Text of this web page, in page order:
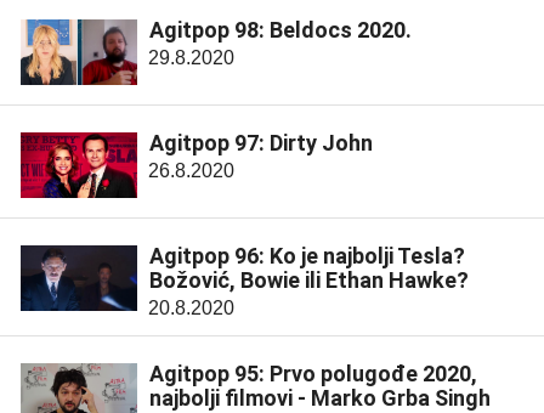
Agitpop 98: Beldocs 2020.
29.8.2020
Agitpop 97: Dirty John
26.8.2020
Agitpop 96: Ko je najbolji Tesla?
Božović, Bowie ili Ethan Hawke?
20.8.2020
Agitpop 95: Prvo polugođe 2020,
najbolji filmovi - Marko Grba Singh